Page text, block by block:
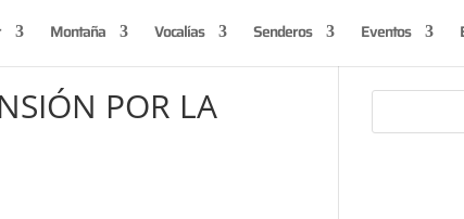
Montaña Vocalías Senderos Eventos
POR LA